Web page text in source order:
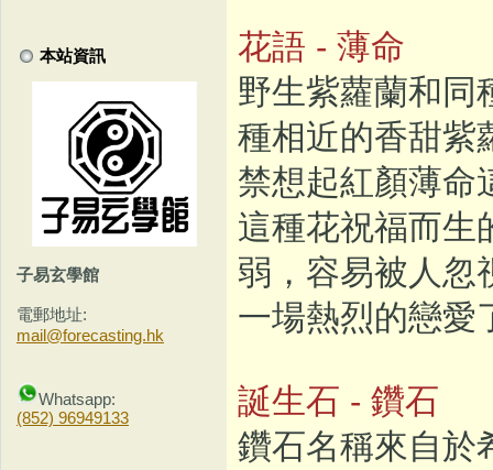
本站資訊
子易玄學館
電郵地址:
mail@forecasting.hk
Whatsapp:
(852) 96949133
花語 - 薄命
野生紫蘿蘭和同
種相近的香甜紫
禁想起紅顏薄命
這種花祝福而生
弱，容易被人忽
一場熱烈的戀愛
誕生石 - 鑽石
鑽石名稱來自於